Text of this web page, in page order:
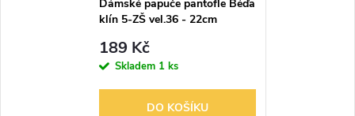
Dámské papuče pantofle Béďa
klín 5-ZŠ vel.36 - 22cm
189 Kč
Skladem 1 ks
DO KOŠÍKU